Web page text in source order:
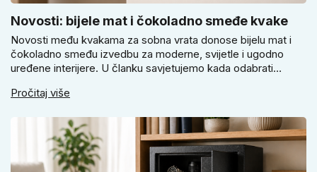
Novosti: bijele mat i čokoladno smeđe kvake
Novosti među kvakama za sobna vrata donose bijelu mat i
čokoladno smeđu izvedbu za moderne, svijetle i ugodno
uređene interijere. U članku savjetujemo kada odabrati
i kako birati između okrugle i kvadratne rozete prema stilu
Pročitaj više